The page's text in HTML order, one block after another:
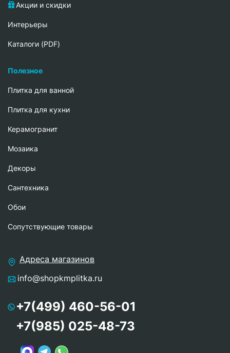
Акции и скидки
Интерьеры
Каталоги (PDF)
Полезное
Плитка для ванной
Плитка для кухни
Керамогранит
Мозаика
Декоры
Сантехника
Обои
Сопутствующие товары
Адреса магазинов
info@shopkmplitka.ru
+7(499) 460-56-01
+7(985) 025-48-73